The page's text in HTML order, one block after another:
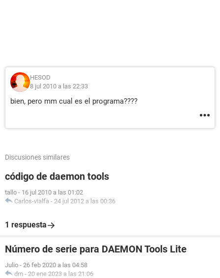
HESOD
8 jul 2010 a las 22:33
bien, pero mm cual es el programa????
Discusiones similares
código de daemon tools
tallo - 16 jul 2010 a las 01:02
Carlos-vialfa - 24 jul 2012 a las 00:36
1 respuesta
Número de serie para DAEMON Tools Lite
Julio - 26 feb 2020 a las 04:58
drn - 20 ene 2023 a las 21:06